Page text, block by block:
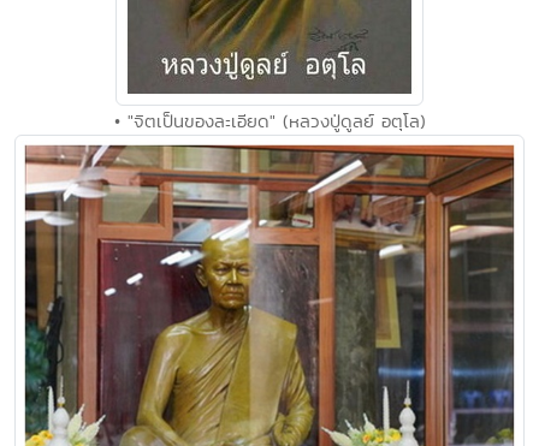
• "จิตเป็นของละเอียด" (หลวงปู่ดูลย์ อตุโล)